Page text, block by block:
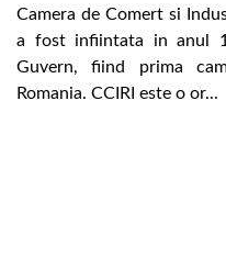
Camera de Comert si
a fost infiintata in anul
Guvern, fiind prima
Romania. CCIRI este o or...